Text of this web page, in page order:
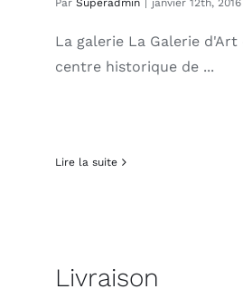
Par Superadmin | janvier 12th, 2016
La galerie La Galerie
centre historique de ...
Lire la suite
Livraison